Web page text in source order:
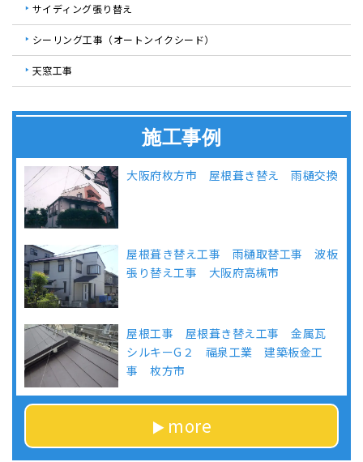
サイディング張り替え
シーリング工事（オートンイクシード）
天窓工事
施工事例
大阪府枚方市 屋根葺き替え 雨樋交換
屋根葺き替え工事 雨樋取替工事 波板
張り替え工事 大阪府高槻市
屋根工事 屋根葺き替え工事 金属瓦
シルキーG２ 福泉工業 建築板金工
事 枚方市
more